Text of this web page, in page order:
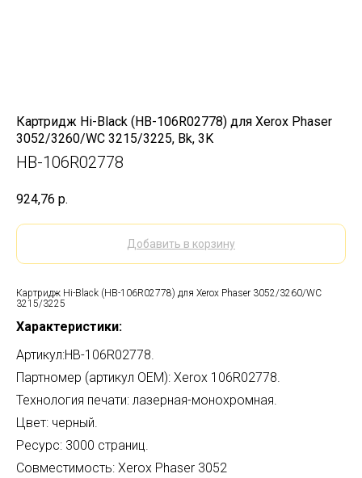
Картридж Hi-Black (HB-106R02778) для Xerox Phaser
3052/3260/WC 3215/3225, Bk, 3K
HB-106R02778
924,76 р.
Добавить в корзину
Картридж Hi-Black (HB-106R02778) для Xerox Phaser 3052/3260/WC
3215/3225
Характеристики:
Артикул:HB-106R02778.
Партномер (артикул OEM): Xerox 106R02778.
Технология печати: лазерная-монохромная.
Цвет: черный.
Ресурс: 3000 страниц.
Совместимость: Xerox Phaser 3052